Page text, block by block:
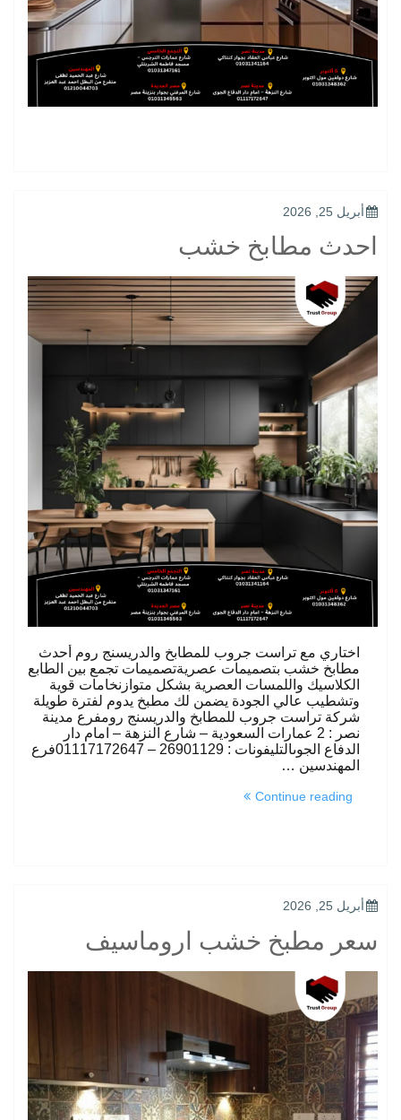
POSTED
ON
أبريل 25, 2026
احدث مطابخ خشب
اختاري مع تراست جروب للمطابخ والدريسنج روم أحدث
مطابخ خشب بتصميمات عصريةتصميمات تجمع بين الطابع
الكلاسيك واللمسات العصرية بشكل متوازنخامات قوية
وتشطيب عالي الجودة يضمن لك مطبخ يدوم لفترة طويلة
شركة تراست جروب للمطابخ والدريسنج رومفرع مدينة
نصر : 2 عمارات السعودية – شارع النزهة – امام دار
الدفاع الجوىالتليفونات : 26901129 – 01117172647فرع
المهندسين …
Continue reading
“احدث
POSTED
أبريل 25, 2026
سعر مطبخ خشب اروماسيف